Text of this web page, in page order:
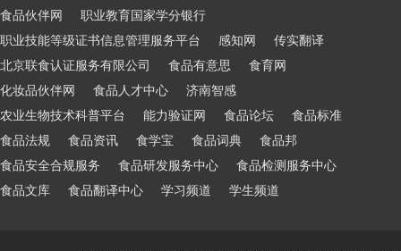
食品伙伴网
职业教育国家学分银行
职业技能等级证书信息管理服务平台
感知网
传实翻译
北京联食认证服务有限公司
食品有意思
食育网
化妆品伙伴网
食品人才中心
济南智感
农业生物技术科普平台
能力验证网 食品论坛
食品标准
食品法规
食品资讯 食学宝 食品词典
食品邦
食品安全合规服务
食品研发服务中心
食品检测服务中心
食品文库
食品翻译中心 学习频道 学生频道